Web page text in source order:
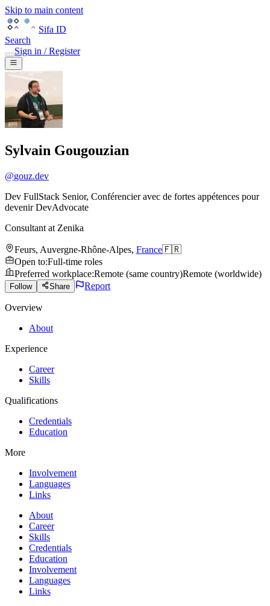
Skip to main content
Sifa ID
Search
Sign in / Register
Sylvain Gougouzian
@gouz.dev
Dev FullStack Senior, Conférencier avec de fortes appétences pour
devenir DevAdvocate
Consultant at Zenika
Feurs, Auvergne-Rhône-Alpes, France🇫🇷
Open to:Full-time roles
Preferred workplace:Remote (same country)Remote (worldwide)
Follow Share Report
Overview
About
Experience
Career
Skills
Qualifications
Credentials
Education
More
Involvement
Languages
Links
About
Career
Skills
Credentials
Education
Involvement
Languages
Links